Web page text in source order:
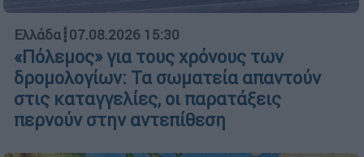
Ελλάδα┋07.08.2026 15:30
«Πόλεμος» για τους χρόνους των
δρομολογίων: Τα σωματεία απαντούν
στις καταγγελίες, οι παρατάξεις
περνούν στην αντεπίθεση